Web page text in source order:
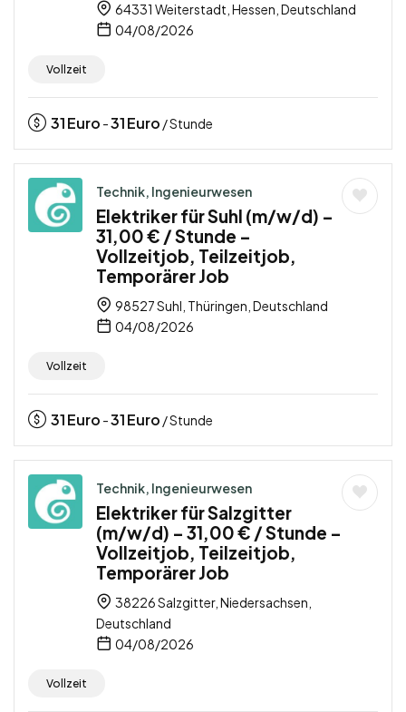
64331 Weiterstadt, Hessen, Deutschland
04/08/2026
Vollzeit
31Euro -31Euro / Stunde
Technik, Ingenieurwesen
Elektriker für Suhl (m/w/d) –
31,00 € / Stunde –
Vollzeitjob, Teilzeitjob,
Temporärer Job
98527 Suhl, Thüringen, Deutschland
04/08/2026
Vollzeit
31Euro -31Euro / Stunde
Technik, Ingenieurwesen
Elektriker für Salzgitter
(m/w/d) – 31,00 € / Stunde –
Vollzeitjob, Teilzeitjob,
Temporärer Job
38226 Salzgitter, Niedersachsen,
Deutschland
04/08/2026
Vollzeit